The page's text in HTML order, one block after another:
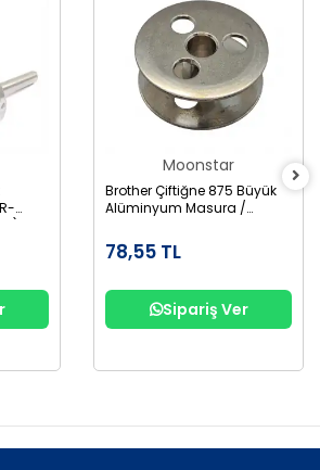
Moonstar
Brother Çiftiğne 875 Büyük
Alüminyum Masura /
78,55 TL
Sipariş Ver